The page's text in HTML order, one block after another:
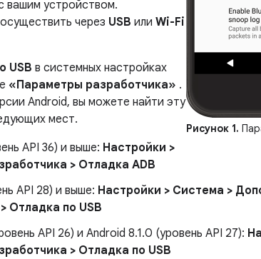
Рисунок 1.
вашим устройством.
через USB или Wi-Fi
USB в системных настройках
«Параметры разработчика» .
Android, вы можете найти эту
мест.
API 36) и выше: Настройки >
> Отладка ADB
API 28) и выше: Настройки > Система >
Отладка по USB
API 26) и Android 8.1.0 (уровень API 27):
> Отладка по USB